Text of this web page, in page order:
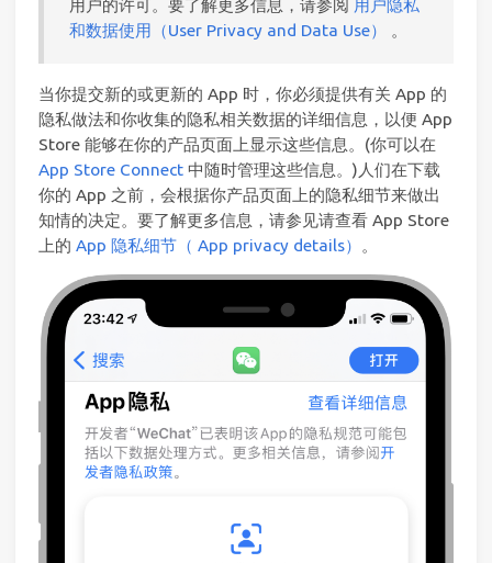
用户的许可。要了解更多信息，请参阅 用户隐私
和数据使用（User Privacy and Data Use）
。
当你提交新的或更新的 App 时，你必须提供有关 App 的
隐私做法和你收集的隐私相关数据的详细信息，以便 App
Store 能够在你的产品页面上显示这些信息。(你可以在
App Store Connect 中随时管理这些信息。)人们在下载
你的 App 之前，会根据你产品页面上的隐私细节来做出
知情的决定。要了解更多信息，请参见请查看 App Store
上的 App 隐私细节（ App privacy details） 。